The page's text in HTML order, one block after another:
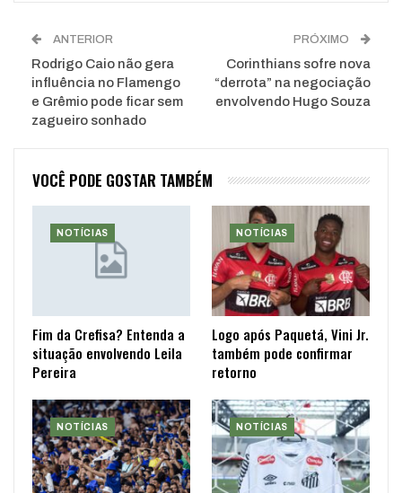
ANTERIOR
Rodrigo Caio não gera
influência no Flamengo
e Grêmio pode ficar sem
zagueiro sonhado
PRÓXIMO
Corinthians sofre nova
“derrota” na negociação
envolvendo Hugo Souza
VOCÊ PODE GOSTAR TAMBÉM
NOTÍCIAS
Fim da Crefisa? Entenda a
situação envolvendo Leila
Pereira
NOTÍCIAS
Logo após Paquetá, Vini Jr.
também pode confirmar
retorno
NOTÍCIAS NOTÍCIAS